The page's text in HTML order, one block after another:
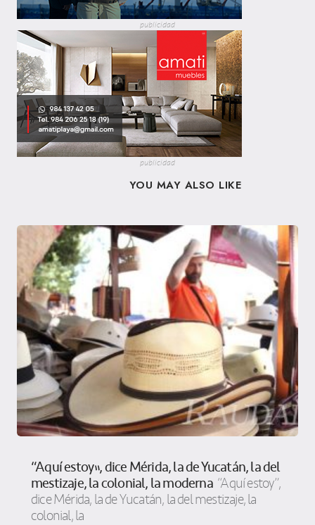
publicidad
publicidad
YOU MAY ALSO LIKE
“Aquí estoy”, dice Mérida, la de Yucatán, la del
mestizaje, la colonial, la moderna “Aquí estoy”,
dice Mérida, la de Yucatán, la del mestizaje, la
colonial, la